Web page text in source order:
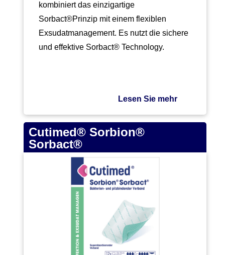
kombiniert das einzigartige
Sorbact®Prinzip mit einem flexiblen
Exsudatmanagement. Es nutzt die sichere
und effektive Sorbact® Technology.
Lesen Sie mehr
Cutimed® Sorbion®
Sorbact®